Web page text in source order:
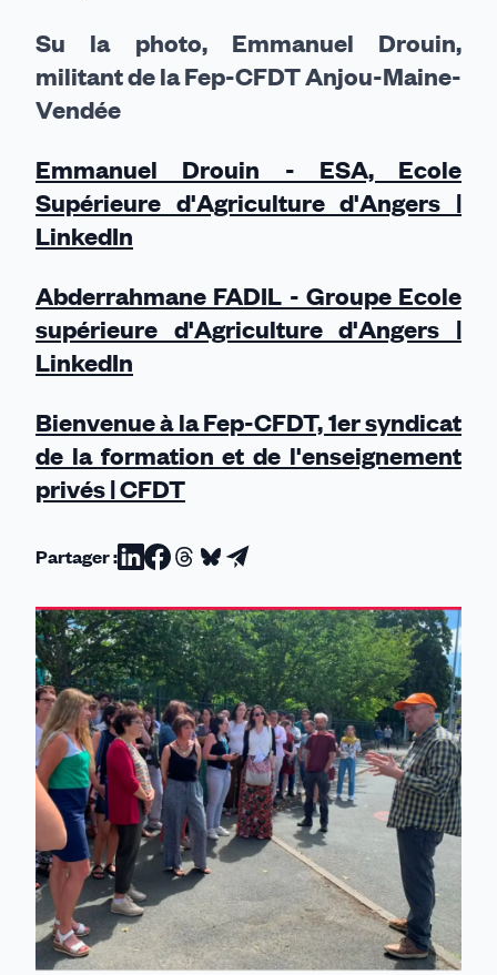
Su la photo, Emmanuel Drouin,
militant de la Fep-CFDT Anjou-Maine-
Vendée
Emmanuel Drouin - ESA, Ecole
Supérieure d'Agriculture d'Angers |
LinkedIn
Abderrahmane FADIL - Groupe Ecole
supérieure d'Agriculture d'Angers |
LinkedIn
Bienvenue à la Fep-CFDT, 1er syndicat
de la formation et de l'enseignement
privés | CFDT
Partager :Partager
sur
Linkedin
Partager
sur
Facebook
Partager
sur
Threads
Partager
sur
Bluesky
Partager
par
email